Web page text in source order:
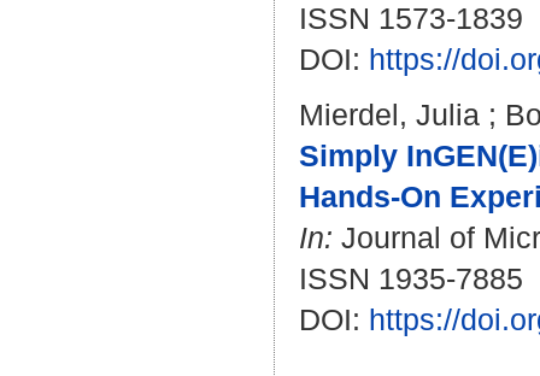
ISSN 1573-1839
DOI: https://
Mierdel, Julia ;
Simply
Hands-On
In: Journal of
ISSN 1935-7885
DOI: https://